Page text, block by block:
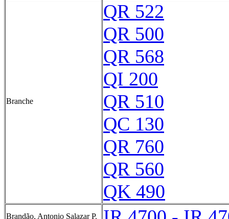
Branche
QR 522
QR 500
QR 568
QI 200
QR 510
QC 130
QR 760
QR 560
QK 490
Brandão, Antonio Salazar P.